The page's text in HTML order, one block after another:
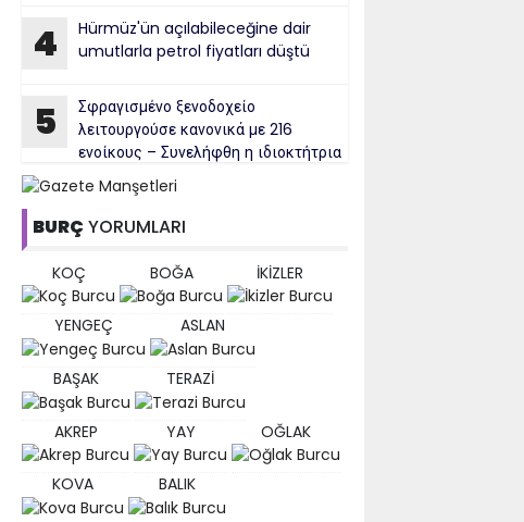
4
Hürmüz'ün açılabileceğine dair
umutlarla petrol fiyatları düştü
5
Σφραγισμένο ξενοδοχείο
λειτουργούσε κανονικά με 216
ενοίκους – Συνελήφθη η ιδιοκτήτρια
BURÇ YORUMLARI
KOÇ BOĞA İKİZLER
YENGEÇ ASLAN
BAŞAK TERAZİ
AKREP YAY OĞLAK
KOVA BALIK